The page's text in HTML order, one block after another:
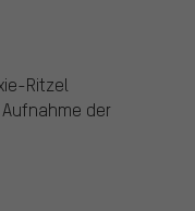
Ritzel
der